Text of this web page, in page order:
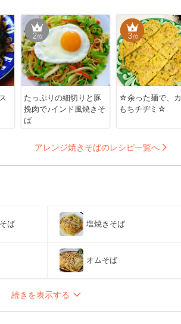
2位
たっぷりの細切りと豚
挽肉で♪インド風焼きそ
ば
3位
☆余った麺で、
もちチヂミ☆
アレンジ焼きそばのレシピ一覧へ
ば 塩焼きそば
オムそば
続きを表示する